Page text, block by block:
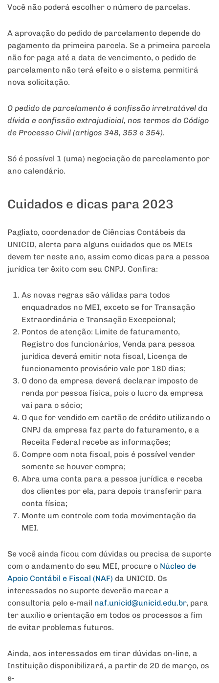
Você não poderá escolher o número de parcelas.
A aprovação do pedido de parcelamento depende do
pagamento da primeira parcela. Se a primeira parcela
não for paga até a data de vencimento, o pedido de
parcelamento não terá efeito e o sistema permitirá
nova solicitação.
O pedido de parcelamento é confissão irretratável da
dívida e confissão extrajudicial, nos termos do Código
de Processo Civil (artigos 348, 353 e 354).
Só é possível 1 (uma) negociação de parcelamento por
ano calendário.
Cuidados e dicas para 2023
Pagliato, coordenador de Ciências Contábeis da
UNICID, alerta para alguns cuidados que os MEIs
devem ter neste ano, assim como dicas para a pessoa
jurídica ter êxito com seu CNPJ. Confira:
As novas regras são válidas para todos
enquadrados no MEI, exceto se for Transação
Extraordinária e Transação Excepcional;
Pontos de atenção: Limite de faturamento,
Registro dos funcionários, Venda para pessoa
jurídica deverá emitir nota fiscal, Licença de
funcionamento provisório vale por 180 dias;
O dono da empresa deverá declarar imposto de
renda por pessoa física, pois o lucro da empresa
vai para o sócio;
O que for vendido em cartão de crédito utilizando o
CNPJ da empresa faz parte do faturamento, e a
Receita Federal recebe as informações;
Compre com nota fiscal, pois é possível vender
somente se houver compra;
Abra uma conta para a pessoa jurídica e receba
dos clientes por ela, para depois transferir para
conta física;
Monte um controle com toda movimentação da
MEI.
Se você ainda ficou com dúvidas ou precisa de suporte
com o andamento do seu MEI, procure o Núcleo de
Apoio Contábil e Fiscal (NAF) da UNICID. Os
interessados no suporte deverão marcar a
consultoria pelo e-mail naf.unicid@unicid.edu.br, para
ter auxílio e orientação em todos os processos a fim
de evitar problemas futuros.
Ainda, aos interessados em tirar dúvidas on-line, a
Instituição disponibilizará, a partir de 20 de março, os
e-